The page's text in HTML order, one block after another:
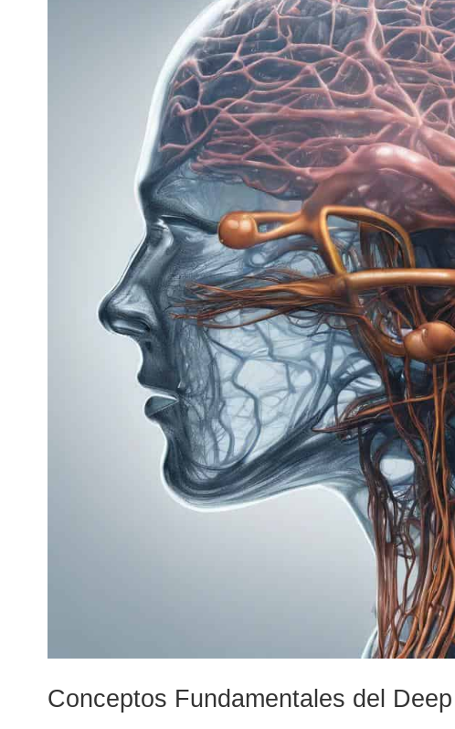
Conceptos ‍Fundamentales del